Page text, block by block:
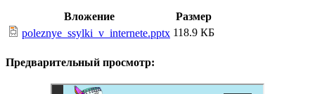
Вложение
Размер
poleznye_ssylki_v_internete.pptx 118.9 КБ
Предварительный просмотр: